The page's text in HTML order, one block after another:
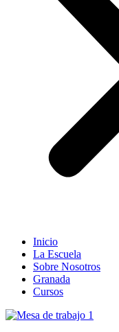
Inicio
La Escuela
Sobre Nosotros
Granada
Cursos